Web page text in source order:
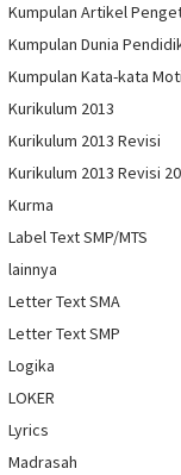
Kumpulan Artikel
Kumpulan Dunia
Kumpulan Kata-kata
Kurikulum 2013
Kurikulum 2013 Revisi
Kurikulum 2013 Revisi
Kurma
Label Text SMP/MTS
lainnya
Letter Text SMA
Letter Text SMP
Logika
LOKER
Lyrics
Madrasah